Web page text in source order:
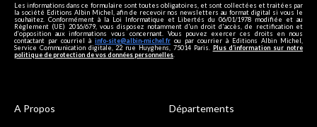
Les informations dans ce formulaire sont toutes obligatoires, et sont collectées et traitées par
la société Editions Albin Michel, afin de recevoir nos newsletters au format digital si vous le
souhaitez. Conformément à la Loi Informatique et Libertés du 06/01/1978 modifiée et au
Règlement (UE) 2016/679, vous disposez notamment d'un droit d'accès, de rectification et
d’opposition aux informations vous concernant. Vous pouvez exercer ces droits en nous
contactant par courriel à info-site@albin-michel.fr ou par courrier à Editions Albin Michel,
Service Communication digitale, 22 rue Huyghens, 75014 Paris. Plus d’information sur notre
politique de protection de vos données personnelles
A Propos Départements